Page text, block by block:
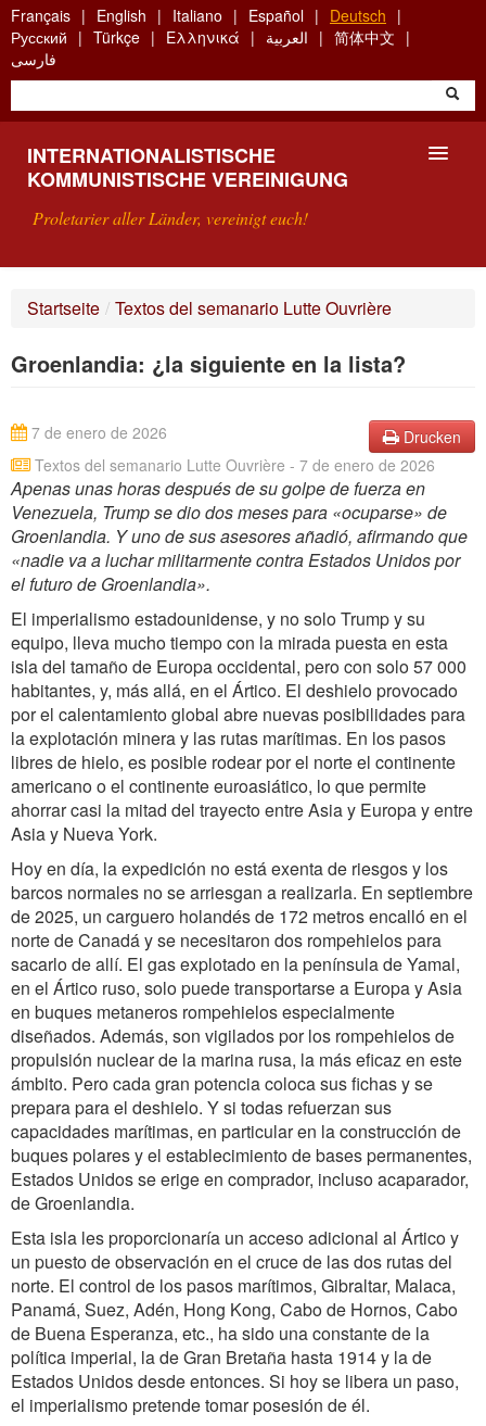
Skip
to
main
content
Français English Italiano Español
Deutsch
Русский
Türkçe Ελληνικά العربية
简体中文
فارسی
INTERNATIONALISTISCHE
KOMMUNISTISCHE VEREINIGUNG
Proletarier aller Länder, vereinigt euch!
KONTAKT
Startseite / Textos del semanario Lutte Ouvrière
Groenlandia: ¿la siguiente en la lista?
Drucken
Textos del semanario Lutte Ouvrière - 7 de enero de 2026
7 de enero de 2026
Apenas unas horas después de su golpe de fuerza en
Venezuela, Trump se dio dos meses para «ocuparse» de
Groenlandia. Y uno de sus asesores añadió, afirmando que
«nadie va a luchar militarmente contra Estados Unidos por
el futuro de Groenlandia».
El imperialismo estadounidense, y no solo Trump y su
equipo, lleva mucho tiempo con la mirada puesta en esta
isla del tamaño de Europa occidental, pero con solo 57 000
habitantes, y, más allá, en el Ártico. El deshielo provocado
por el calentamiento global abre nuevas posibilidades para
la explotación minera y las rutas marítimas. En los pasos
libres de hielo, es posible rodear por el norte el continente
americano o el continente euroasiático, lo que permite
ahorrar casi la mitad del trayecto entre Asia y Europa y entre
Asia y Nueva York.
Hoy en día, la expedición no está exenta de riesgos y los
barcos normales no se arriesgan a realizarla. En septiembre
de 2025, un carguero holandés de 172 metros encalló en el
norte de Canadá y se necesitaron dos rompehielos para
sacarlo de allí. El gas explotado en la península de Yamal,
en el Ártico ruso, solo puede transportarse a Europa y Asia
en buques metaneros rompehielos especialmente
diseñados. Además, son vigilados por los rompehielos de
propulsión nuclear de la marina rusa, la más eficaz en este
ámbito. Pero cada gran potencia coloca sus fichas y se
prepara para el deshielo. Y si todas refuerzan sus
capacidades marítimas, en particular en la construcción de
buques polares y el establecimiento de bases permanentes,
Estados Unidos se erige en comprador, incluso acaparador,
de Groenlandia.
Esta isla les proporcionaría un acceso adicional al Ártico y
un puesto de observación en el cruce de las dos rutas del
norte. El control de los pasos marítimos, Gibraltar, Malaca,
Panamá, Suez, Adén, Hong Kong, Cabo de Hornos, Cabo
de Buena Esperanza, etc., ha sido una constante de la
política imperial, la de Gran Bretaña hasta 1914 y la de
Estados Unidos desde entonces. Si hoy se libera un paso,
el imperialismo pretende tomar posesión de él.